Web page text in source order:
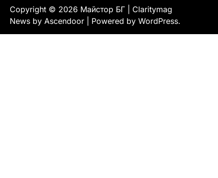
Copyright © 2026 Майстор БГ | Claritymag
News by Ascendoor | Powered by WordPress.